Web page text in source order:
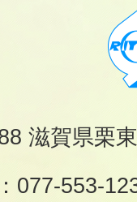
滋賀県栗
077-553-